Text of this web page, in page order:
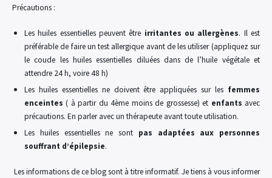
Précautions :
Les huiles essentielles peuvent être irritantes ou allergènes. Il est
préférable de faire un test allergique avant de les utiliser (appliquez sur
le coude les huiles essentielles diluées dans de l’huile végétale et
attendre 24 h, voire 48 h)
Les huiles essentielles ne doivent être appliquées sur les femmes
enceintes( à partir du 4ème moins de grossesse) et enfants avec
précautions. En parler avec un thérapeute avant toute utilisation.
Les huiles essentielles ne sont pas adaptées aux personnes
souffrant d’épilepsie.
Les informations de ce blog sont à titre informatif. Je tiens à vous informer